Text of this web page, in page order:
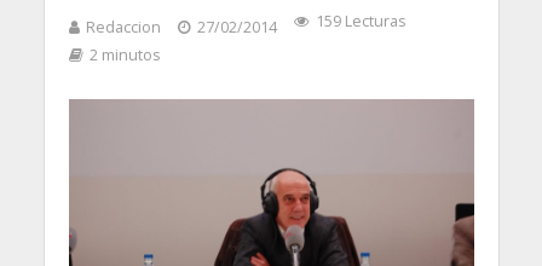
Redaccion 27/02/2014
159 Lecturas
2 minutos